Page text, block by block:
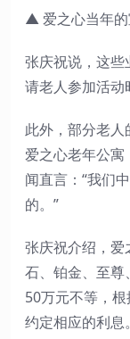
▲ 爱之心当年
张庆祝说，这些
请老人参加活动
此外，部分老
爱之心老年公
闻直言：“我们
的。”
张庆祝介绍，
石、铂金、至尊
50万元不等，
约定相应的利息